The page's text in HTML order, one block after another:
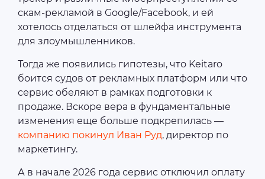
скам-рекламой в Google/Facebook, и ей
хотелось отделаться от шлейфа инструмента
для злоумышленников.
Тогда же появились гипотезы, что Keitaro
боится судов от рекламных платформ или что
сервис обеляют в рамках подготовки к
продаже. Вскоре вера в фундаментальные
изменения еще больше подкрепилась —
компанию покинул Иван Руд, директор по
маркетингу.
А в начале 2026 года сервис отключил оплату